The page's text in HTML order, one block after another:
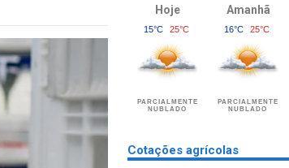
Hoje
15°C 25°C
PARCIALMENTE
NUBLADO
Amanhã
16°C 25°C
PARCIALMENTE
NUBLADO
Cotações agrícolas